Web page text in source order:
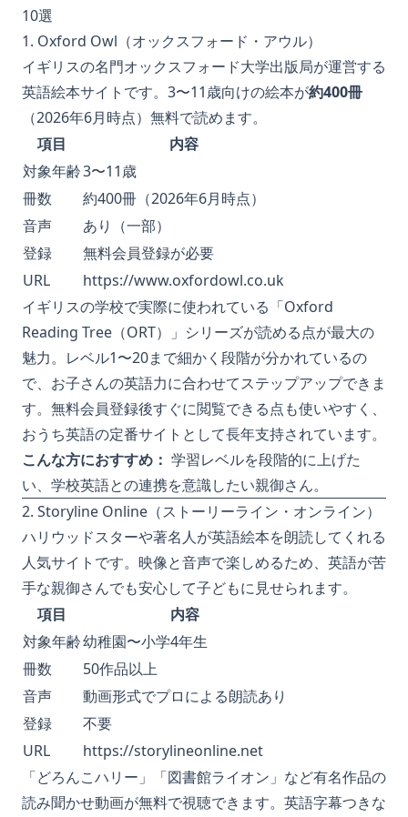
10選
1. Oxford Owl（オックスフォード・アウル）
イギリスの名門オックスフォード大学出版局が運営する
英語絵本サイトです。3〜11歳向けの絵本が約400冊
（2026年6月時点）無料で読めます。
項目
内容
対象年齢3〜11歳
冊数
約400冊（2026年6月時点）
音声
あり（一部）
登録
無料会員登録が必要
URL
https://www.oxfordowl.co.uk
イギリスの学校で実際に使われている「Oxford
Reading Tree（ORT）」シリーズが読める点が最大の
魅力。レベル1〜20まで細かく段階が分かれているの
で、お子さんの英語力に合わせてステップアップできま
す。無料会員登録後すぐに閲覧できる点も使いやすく、
おうち英語の定番サイトとして長年支持されています。
こんな方におすすめ： 学習レベルを段階的に上げた
い、学校英語との連携を意識したい親御さん。
2. Storyline Online（ストーリーライン・オンライン）
ハリウッドスターや著名人が英語絵本を朗読してくれる
人気サイトです。映像と音声で楽しめるため、英語が苦
手な親御さんでも安心して子どもに見せられます。
項目
内容
対象年齢幼稚園〜小学4年生
冊数
50作品以上
音声
動画形式でプロによる朗読あり
登録
不要
URL
https://storylineonline.net
「どろんこハリー」「図書館ライオン」など有名作品の
読み聞かせ動画が無料で視聴できます。英語字幕つきな